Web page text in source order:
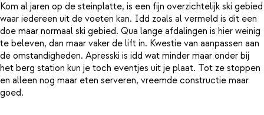
Kom al jaren op de steinplatte, is een fijn overzichtelijk ski gebied
waar iedereen uit de voeten kan. Idd zoals al vermeld is dit een
doe maar normaal ski gebied. Qua lange afdalingen is hier weinig
te beleven, dan maar vaker de lift in. Kwestie van aanpassen aan
de omstandigheden. Apresski is idd wat minder maar onder bij
het berg station kun je toch eventjes uit je plaat. Tot ze stoppen
en alleen nog maar eten serveren, vreemde constructie maar